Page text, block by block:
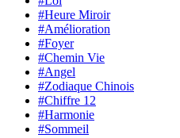
#Heure Miroir
#Amélioration
#Foyer
#Chemin Vie
#Angel
#Zodiaque Chinois
#Chiffre 12
#Harmonie
#Sommeil